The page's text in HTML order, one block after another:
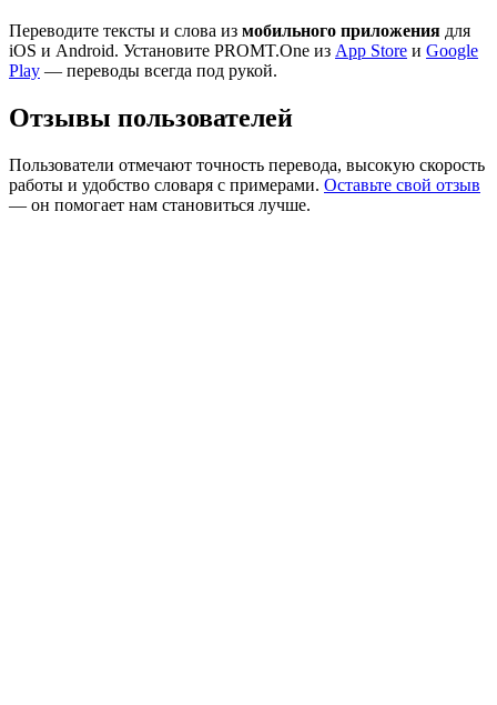
Переводите тексты и слова из мобильного приложения для
iOS и Android. Установите PROMT.One из App Store и Google
Play — переводы всегда под рукой.
Отзывы пользователей
Пользователи отмечают точность перевода, высокую скорость
работы и удобство словаря с примерами. Оставьте свой отзыв
— он помогает нам становиться лучше.